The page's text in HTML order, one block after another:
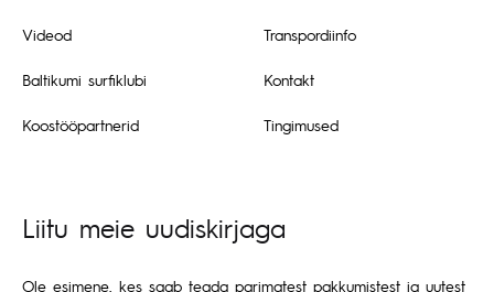
Videod
Baltikumi surfiklubi
Koostööpartnerid
Transpordiinfo
Kontakt
Tingimused
Liitu meie uudiskirjaga
Ole esimene, kes saab teada parimatest pakkumistest ja uutest